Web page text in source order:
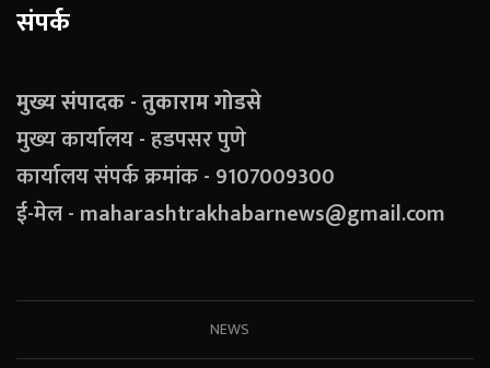
संपर्क
मुख्य संपादक - तुकाराम गोडसे
मुख्य कार्यालय - हडपसर पुणे
कार्यालय संपर्क क्रमांक - 9107009300
ई-मेल - maharashtrakhabarnews@gmail.com
NEWS